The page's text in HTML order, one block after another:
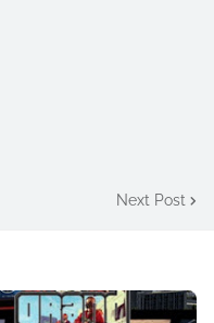
Next Post